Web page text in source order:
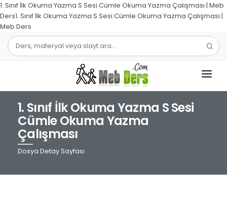
1. Sınıf İlk Okuma Yazma S Sesi Cümle Okuma Yazma Çalışması | Meb
Ders1. Sınıf İlk Okuma Yazma S Sesi Cümle Okuma Yazma Çalışması |
Meb Ders
1.SINIF
2.SINIF
3.SINIF
4.SINIF
1. Sınıf İlk Okuma Yazma S Sesi
Cümle Okuma Yazma
Çalışması
Dosya Detay Sayfası